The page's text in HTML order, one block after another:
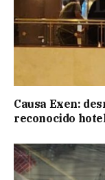
Causa Exen:
reconocido